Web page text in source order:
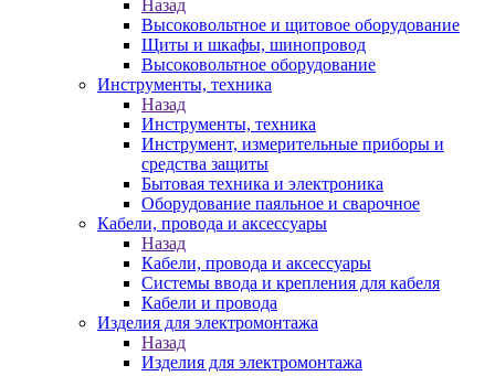
Назад
Высоковольтное и щитовое оборудование
Щиты и шкафы, шинопровод
Высоковольтное оборудование
Инструменты, техника
Назад
Инструменты, техника
Инструмент, измерительные приборы и
средства защиты
Бытовая техника и электроника
Оборудование паяльное и сварочное
Кабели, провода и аксессуары
Назад
Кабели, провода и аксессуары
Системы ввода и крепления для кабеля
Кабели и провода
Изделия для электромонтажа
Назад
Изделия для электромонтажа